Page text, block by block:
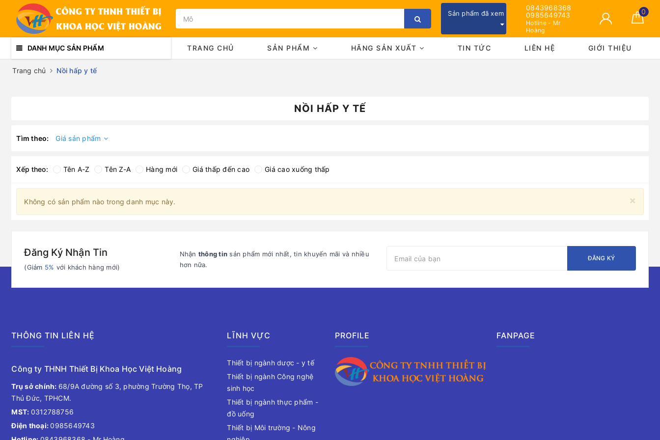
Sản phẩm đã xem
Bạn chưa xem sản phẩm nào
0843968368
0985649743
Hotline - Mr
Hoàng
0
DANH MỤC SẢN PHẨM TRANG CHỦ SẢN PHẨM HÃNG SẢN XUẤT TIN TỨC LIÊN HỆ GIỚI THIỆU
Trang chủ Nồi hấp y tế
NỒI HẤP Y TẾ
Tìm theo: Giá sản phẩm
Xếp theo: Tên A-Z Tên Z-A Hàng mới Giá thấp đến cao Giá cao xuống thấp
×
Không có sản phẩm nào trong danh mục này.
Đăng Ký Nhận Tin
(Giảm 5% với khách hàng mới)
Nhận thông tin sản phẩm mới nhất, tin khuyến mãi và nhiều
hơn nữa.
ĐĂNG KÝ
THÔNG TIN LIÊN HỆ
Công ty THNH Thiết Bị Khoa Học Việt Hoàng
Trụ sở chính: 68/9A đường số 3, phường Trường Thọ, TP
Thủ Đức, TPHCM.
MST: 0312788756
Điện thoại:0985649743
LĨNH VỰC
Thiết bị ngành dược - y tế
Thiết bị ngành Công nghệ
sinh học
Thiết bị ngành thực phẩm -
đồ uống
Thiết bị Môi trường - Nông
PROFILE FANPAGE